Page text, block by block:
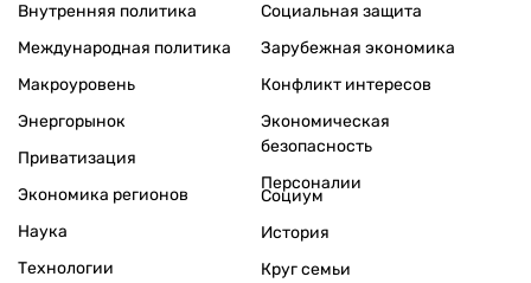
Внутренняя политика
Международная политика
Макроуровень
Энергорынок
Приватизация
Экономика регионов
Социальная защита
Зарубежная экономика
Конфликт интересов
Экономическая
безопасность
Персоналии
Наука
Технологии
Социум
История
Круг семьи